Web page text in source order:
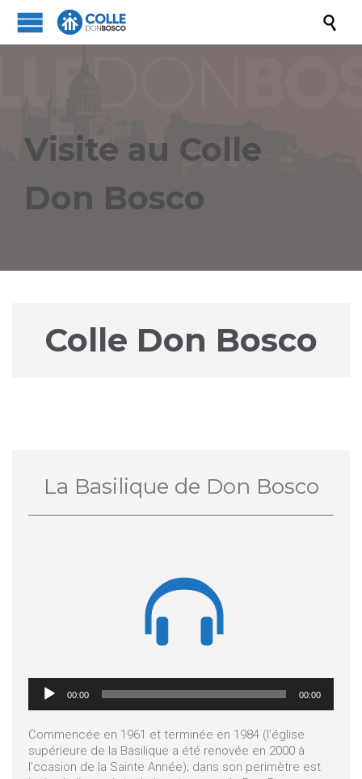

Visite au Colle
Don Bosco
Colle Don Bosco
La Basilique de Don Bosco

Lecteur
audio
00:00 00:00
Commencée en 1961 et terminée en 1984 (l’église
supérieure de la Basilique a été renovée en 2000 à
l’ccasion de la Sainte Année); dans son perimètre est